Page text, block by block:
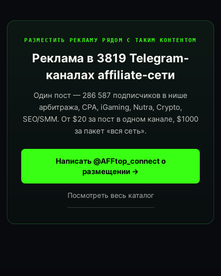
РАЗМЕСТИТЬ РЕКЛАМУ РЯДОМ С ТАКИМ КОНТЕНТОМ
Реклама в 3819 Telegram-
каналах affiliate-сети
Один пост — 286 587 подписчиков в нише
арбитража, CPA, iGaming, Nutra, Crypto,
SEO/SMM. От $20 за пост в одном канале, $1000
за пакет «вся сеть».
Написать @AFFtop_connect о
размещении →
Посмотреть весь каталог